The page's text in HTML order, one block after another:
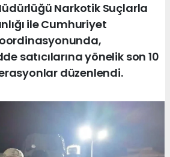
Narkotik Suçlarla
ile Cumhuriyet
satıcılarına yönelik son 10
düzenlendi.